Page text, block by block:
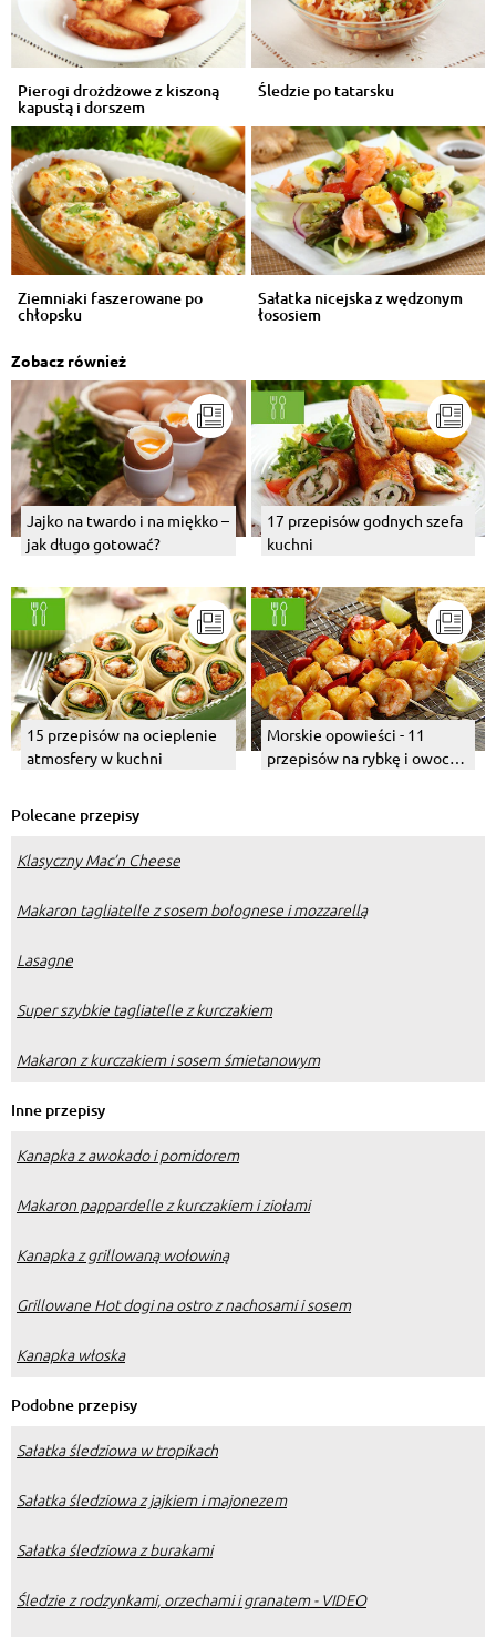
Pierogi drożdżowe z kiszoną
kapustą i dorszem
Śledzie po tatarsku
Ziemniaki faszerowane po
chłopsku
Sałatka nicejska z wędzonym
łososiem
Zobacz również
Jajko na twardo i na miękko –
jak długo gotować?
17 przepisów godnych szefa
kuchni
15 przepisów na ocieplenie
atmosfery w kuchni
Morskie opowieści - 11
przepisów na rybkę i owoce
Polecane przepisy
Klasyczny Mac’n Cheese
Makaron tagliatelle z sosem bolognese i mozzarellą
Lasagne
Super szybkie tagliatelle z kurczakiem
Makaron z kurczakiem i sosem śmietanowym
Inne przepisy
Kanapka z awokado i pomidorem
Makaron pappardelle z kurczakiem i ziołami
Kanapka z grillowaną wołowiną
Grillowane Hot dogi na ostro z nachosami i sosem
Kanapka włoska
Podobne przepisy
Sałatka śledziowa w tropikach
Sałatka śledziowa z jajkiem i majonezem
Sałatka śledziowa z burakami
Śledzie z rodzynkami, orzechami i granatem - VIDEO